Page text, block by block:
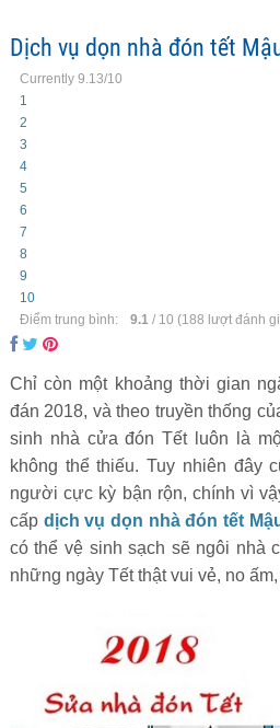
Dịch vụ dọn nhà đón tết
Currently 9.13/10
1
2
3
4
5
6
7
8
9
10
Điểm trung bình:
9.1/ 10 (188 lượt đánh
Chỉ còn một khoảng thời gian
đán 2018, và theo truyền thống
sinh nhà cửa đón Tết luôn là
không thể thiếu. Tuy nhiên đây
người cực kỳ bận rộn, chính vì
cấp dịch vụ dọn nhà đón tết
có thể vệ sinh sạch sẽ ngôi nhà
những ngày Tết thật vui vẻ, no